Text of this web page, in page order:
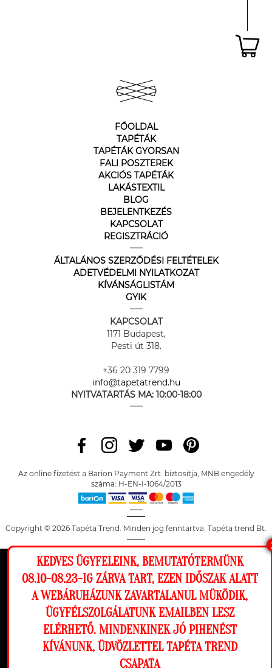
Ez a weboldal cookie-kat használ, hogy a
lehető legjobb élményt nyújtsa honlapunkon.
Beállítások
Elutasítom Engedélyezem
FŐOLDAL
TAPÉTÁK
TAPÉTÁK GYORSAN
FALI POSZTEREK
AKCIÓS TAPÉTÁK
LAKÁSTEXTIL
BLOG
BEJELENTKEZÉS
KAPCSOLAT
REGISZTRÁCIÓ
ÁLTALÁNOS SZERZŐDÉSI FELTÉTELEK
ADETVÉDELMI NYILATKOZAT
KÍVÁNSÁGLISTÁM
GYIK
KAPCSOLAT
1171 Budapest,
Pesti út 318.
+36 20 319 7799
info@tapetatrend.hu
NYITVATARTÁS MA: 10:00-18:00
Az online fizetést a Barion Payment Zrt. biztosítja, MNB engedély
száma: H-EN-I-1064/2013
Copyright © 2026 Tapéta Trend. Minden jog fenntartva. Tapéta trend Bt.
KEDVES ÜGYFELEINK, BEMUTATÓTERMÜNK
08.10-08.23-IG ZÁRVA TART, EZEN IDŐSZAK ALATT
A WEBÁRUHÁZUNK ZAVARTALANUL MÜKÖDIK,
ÜGYFÉLSZOLGÁLATUNK EMAILBEN LESZ
ELÉRHETŐ. MINDENKINEK JÓ PIHENÉST
KÍVÁNUNK, ÜDVÖZLETTEL TAPÉTA TREND
CSAPATA